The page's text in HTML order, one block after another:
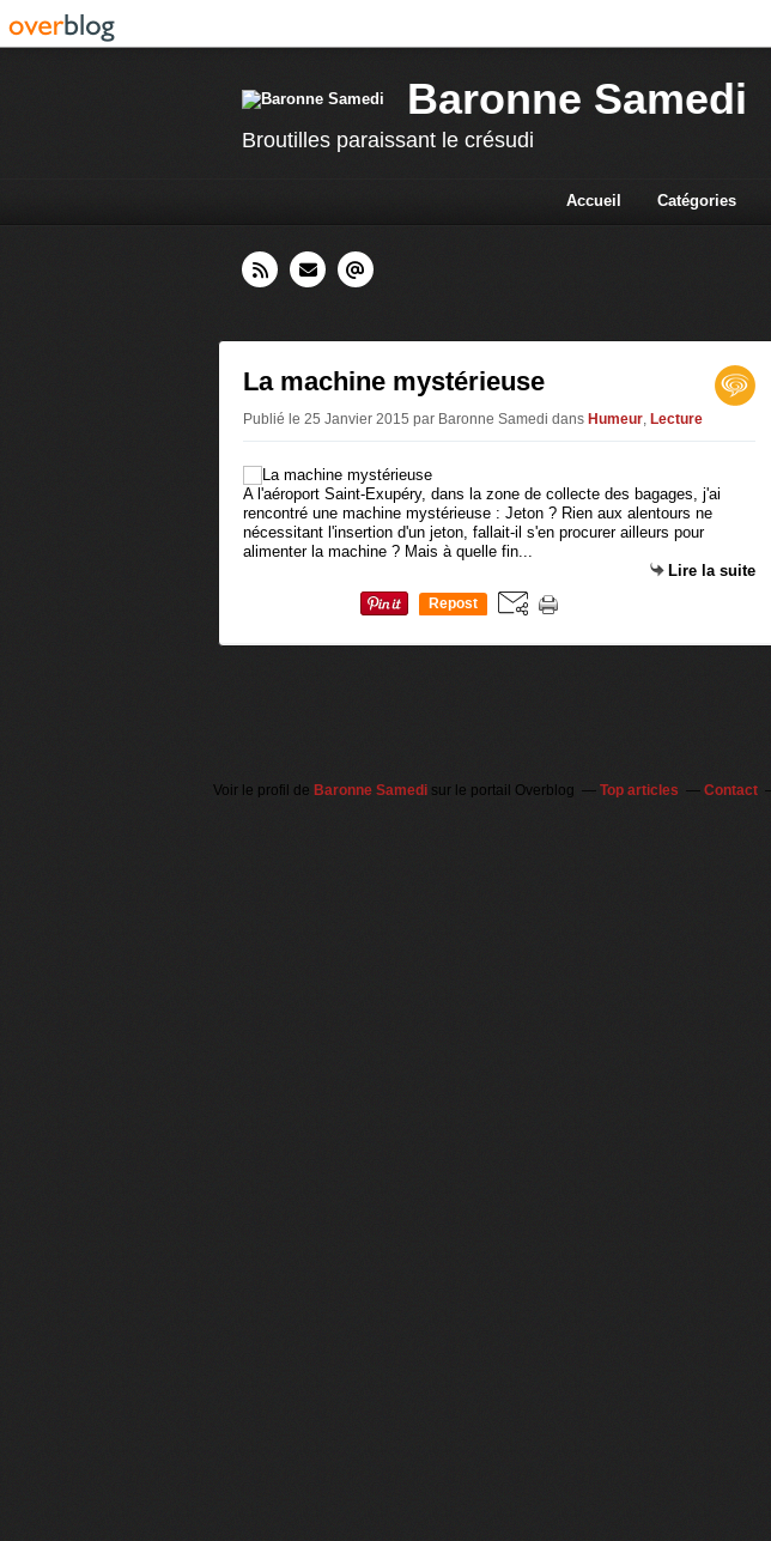
Baronne Samedi
Broutilles paraissant le crésudi
Accueil Catégories
La machine mystérieuse
Publié le 25 Janvier 2015 par Baronne Samedi dans Humeur, Lecture
A l'aéroport Saint-Exupéry, dans la zone de collecte des bagages, j'ai
rencontré une machine mystérieuse : Jeton ? Rien aux alentours ne
nécessitant l'insertion d'un jeton, fallait-il s'en procurer ailleurs pour
alimenter la machine ? Mais à quelle fin...
Lire la suite
Repost
Voir le profil de Baronne Samedi sur le portail Overblog Top articles Contact